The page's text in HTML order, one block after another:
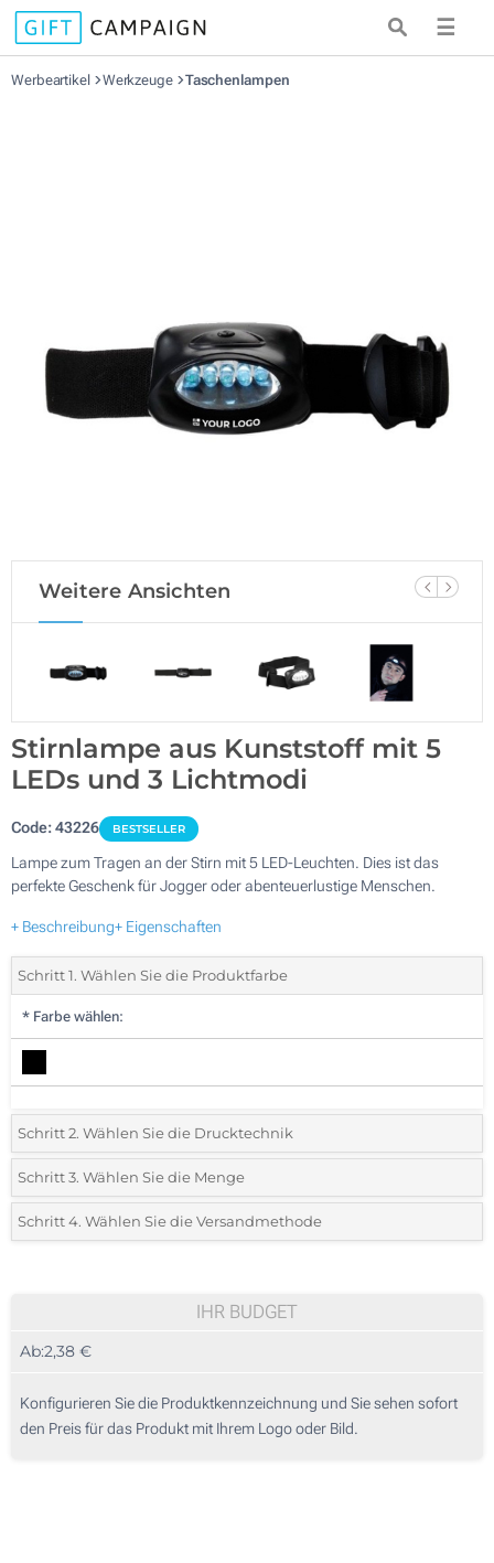
☰
Werbeartikel Werkzeuge Taschenlampen
Weitere Ansichten
Stirnlampe aus Kunststoff mit 5
LEDs und 3 Lichtmodi
Code:43226 BESTSELLER
Lampe zum Tragen an der Stirn mit 5 LED-Leuchten. Dies ist das
perfekte Geschenk für Jogger oder abenteuerlustige Menschen.
+ Beschreibung+ Eigenschaften
Schritt 1. Wählen Sie die Produktfarbe
* Farbe wählen:
Schritt 2. Wählen Sie die Drucktechnik
*Wählen Sie die Druck- und Farbtechniken für Ihr Logo:
1 Farbig (Auf der Vorderseite)
Schritt 3. Wählen Sie die Menge
*Bitte wählen Sie Ihre gewünschte Menge
20
100
Schritt 4. Wählen Sie die Versandmethode
IHR BUDGET
Ab:2,38 €
Konfigurieren Sie die Produktkennzeichnung und Sie sehen sofort
den Preis für das Produkt mit Ihrem Logo oder Bild.